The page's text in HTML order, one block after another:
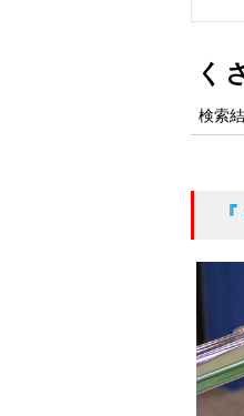
く
検索